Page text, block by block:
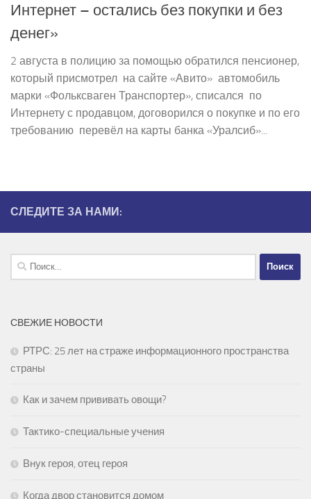
Интернет – остались без покупки и без
денег»
2 августа в полицию за помощью обратился пенсионер,
который присмотрел на сайте «Авито» автомобиль
марки «Фольксваген Транспортер», списался по
Интернету с продавцом, договорился о покупке и по его
требованию перевёл на карты банка «Уралсиб»...
СЛЕДИТЕ ЗА НАМИ:
Найти:
СВЕЖИЕ НОВОСТИ
РТРС: 25 лет на страже информационного пространства
страны
Как и зачем прививать овощи?
Тактико-специальные учения
Внук героя, отец героя
Когда двор становится домом